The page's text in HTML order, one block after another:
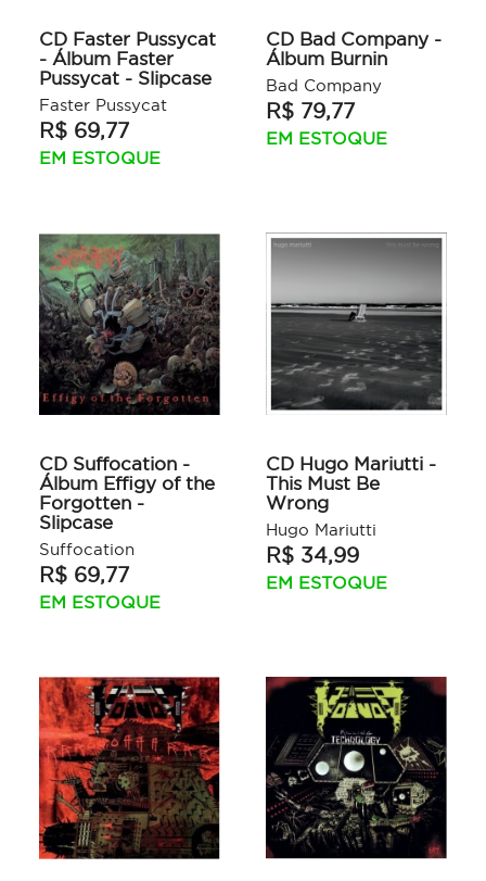
CD Faster Pussycat
- Álbum Faster
Pussycat - Slipcase
Faster Pussycat
R$ 69,77
EM ESTOQUE
CD Bad Company -
Álbum Burnin
Bad Company
R$ 79,77
EM ESTOQUE
CD Suffocation -
Álbum Effigy of the
Forgotten -
Slipcase
Suffocation
R$ 69,77
EM ESTOQUE
CD Hugo Mariutti -
This Must Be
Wrong
Hugo Mariutti
R$ 34,99
EM ESTOQUE